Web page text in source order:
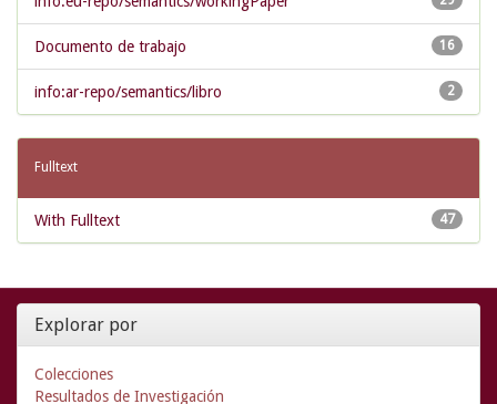
16
Documento de trabajo
2
info:ar-repo/semantics/libro
Fulltext
47
With Fulltext
Explorar por
Colecciones
Resultados de Investigación